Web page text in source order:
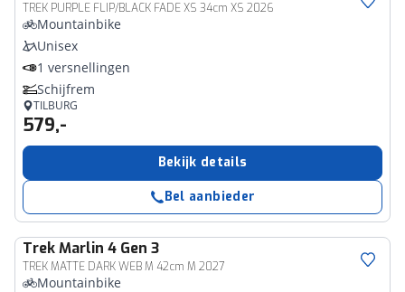
TREK PURPLE FLIP/BLACK FADE XS 34cm XS 2026
Mountainbike
Unisex
1 versnellingen
Schijfrem
TILBURG
579,-
Bekijk details
Bel aanbieder
TrekMarlin 4 Gen 3
TREK MATTE DARK WEB M 42cm M 2027
Mountainbike